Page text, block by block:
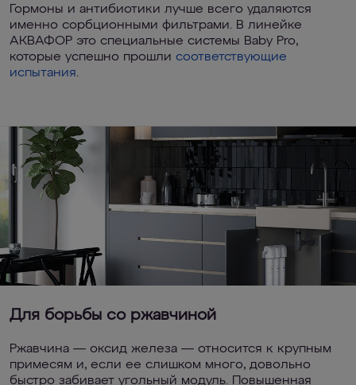
Гормоны и антибиотики лучше всего удаляются
именно сорбционными фильтрами. В линейке
АКВАФОР это специальные системы Baby Pro,
которые успешно прошли соответствующие
испытания.
Для борьбы со ржавчиной
Ржавчина — оксид железа — относится к крупным
примесям и, если ее слишком много, довольно
быстро забивает угольный модуль. Повышенная